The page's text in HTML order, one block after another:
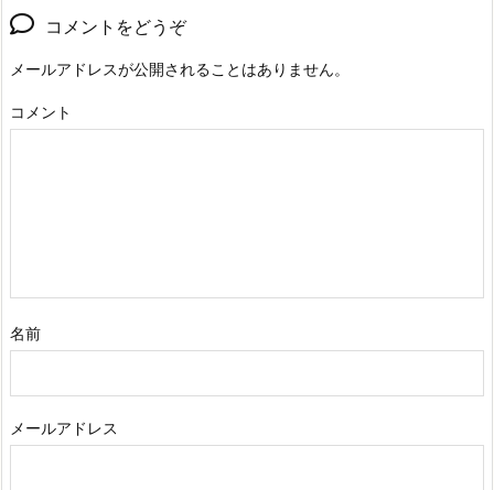
コメントをどうぞ
メールアドレスが公開されることはありません。
コメント
名前
メールアドレス